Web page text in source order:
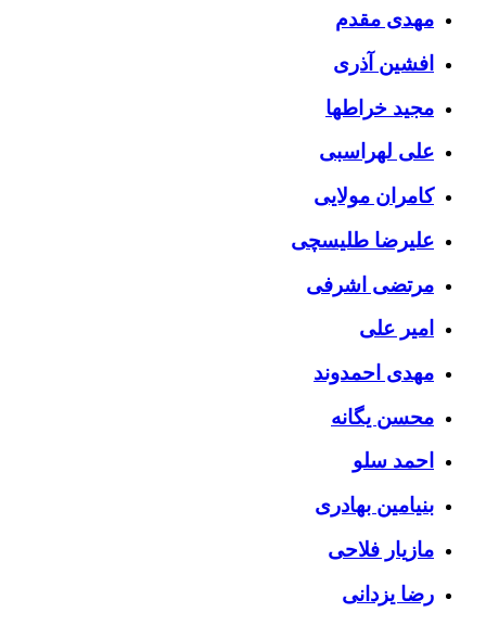
مهدی مقدم
افشین آذری
مجید خراطها
علی لهراسبی
کامران مولایی
علیرضا طلیسچی
مرتضی اشرفی
امیر علی
مهدی احمدوند
محسن یگانه
احمد سلو
بنیامین بهادری
مازیار فلاحی
رضا یزدانی